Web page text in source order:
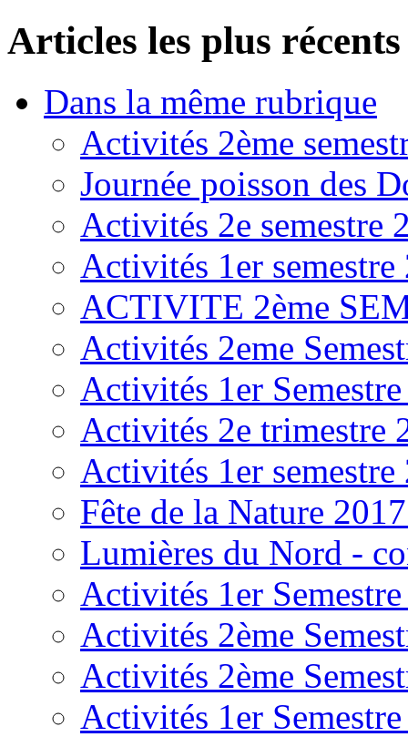
Articles les plus récents
Dans la même rubrique
Activités 2ème
Journée poisson des
Activités 2e semestre
Activités 1er semestre
ACTIVITE 2ème
Activités 2eme
Activités 1er
Activités 2e trimestre
Activités 1er semestre
Fête de la Nature
Lumières du Nord -
Activités 1er
Activités 2ème
Activités 2ème
Activités 1er